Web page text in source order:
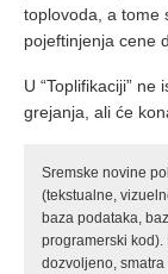
toplovoda, a tome
pojeftinjenja cene
U “Toplifikaciji”
grejanja, ali će
Sremske novine
(tekstualne,
baza podataka,
programerski
dozvoljeno,